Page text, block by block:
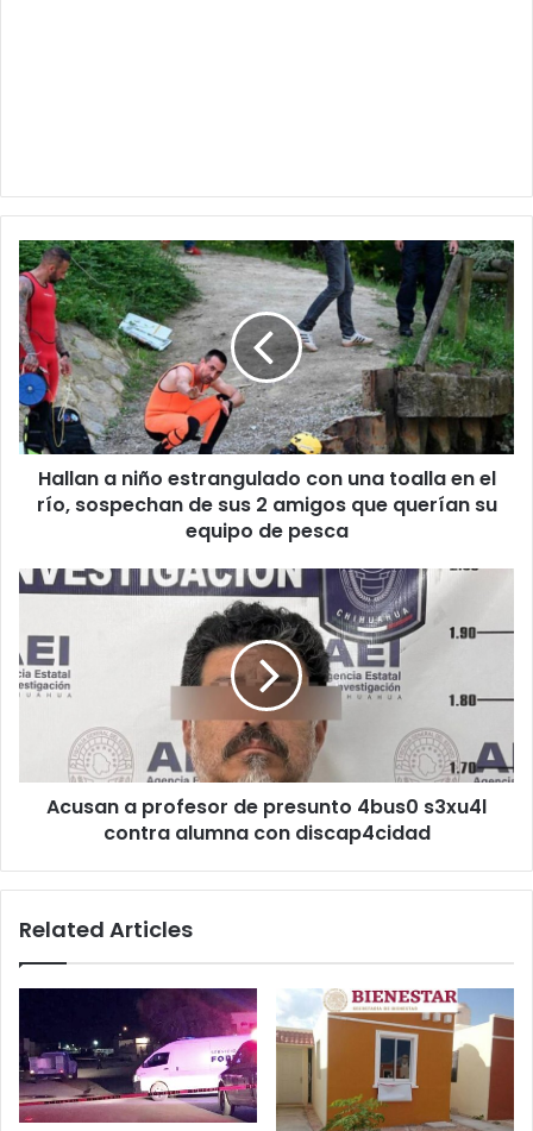
Hallan
a
niño
estrangulado
con
una
toalla
en
el
río,
sospechan
2
amigos
querían
su
equipo
Hallan a niño estrangulado con una toalla en el
río, sospechan de sus 2 amigos que querían su
equipo de pesca
Acusan
de
presunto
4bus0
alumna
discap4cidad
Acusan a profesor de presunto 4bus0 s3xu4l
contra alumna con discap4cidad
Related Articles